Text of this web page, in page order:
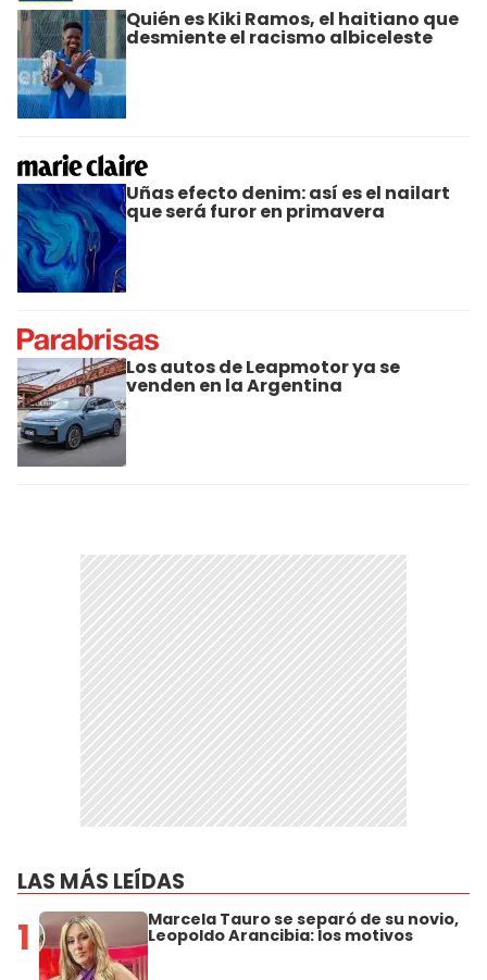
Quién es Kiki Ramos, el haitiano que
desmiente el racismo albiceleste
Uñas efecto denim: así es el nailart
que será furor en primavera
Los autos de Leapmotor ya se
venden en la Argentina
LAS MÁS LEÍDAS
1 Marcela Tauro se separó de su novio,
Leopoldo Arancibia: los motivos